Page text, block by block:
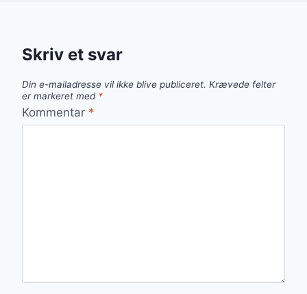
Skriv et svar
Din e-mailadresse vil ikke blive publiceret. Krævede felter
er markeret med *
Kommentar *